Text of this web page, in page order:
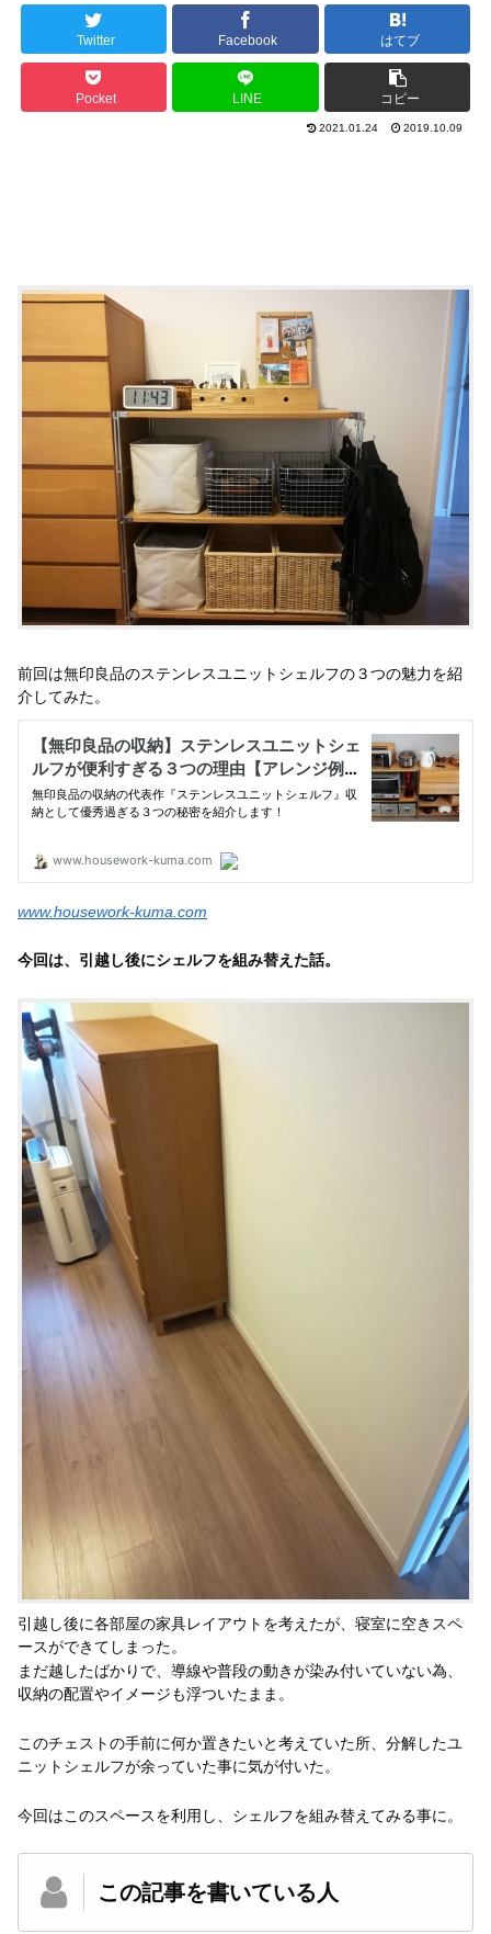
Twitter Facebook はてブ
Pocket LINE コピー
2021.01.24 2019.10.09
前回は無印良品のステンレスユニットシェルフの３つの魅力を紹
介してみた。
www.housework-kuma.com
今回は、引越し後にシェルフを組み替えた話。
引越し後に各部屋の家具レイアウトを考えたが、寝室に空きスペ
ースができてしまった。
まだ越したばかりで、導線や普段の動きが染み付いていない為、
収納の配置やイメージも浮ついたまま。
このチェストの手前に何か置きたいと考えていた所、分解したユ
ニットシェルフが余っていた事に気が付いた。
今回はこのスペースを利用し、シェルフを組み替えてみる事に。
この記事を書いている人